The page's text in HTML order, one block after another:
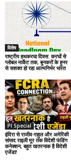
विशेष
राष्ट्रीय हथकरघा दिवस: करघों से
ग्लोबल मार्केट तक, बुनकरों के हुनर
से सशक्त हो रहा आत्मनिर्भर भारत
PI Special
इंदिरा से राजीव-राहुल और अमेरिकी
सांसद राइली मूर तक विदेशी फंडिंग
कनेक्शन, बहुत खतरनाक है विदेशी
एजेंडा!